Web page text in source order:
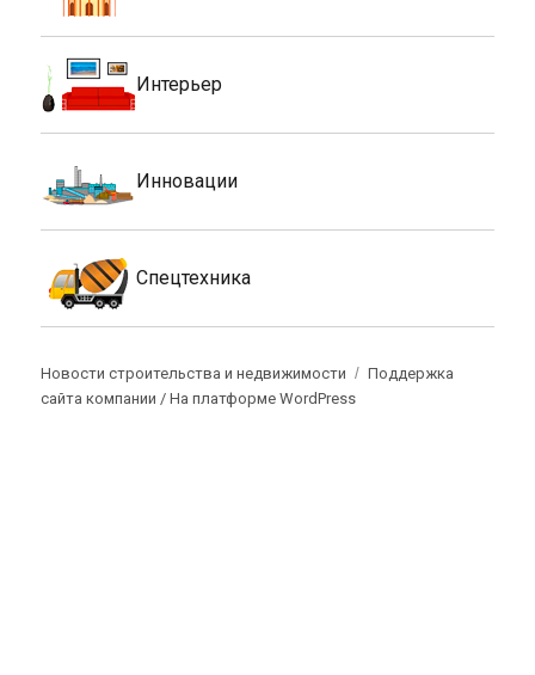
Интерьер
Инновации
Спецтехника
Новости строительства и недвижимости
Поддержка
сайта компании /На платформе WordPress